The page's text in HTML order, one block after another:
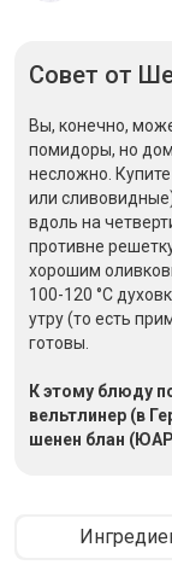
Совет от
Вы, конечно,
помидоры, но
несложно.
или
вдоль на
противне
хорошим
100-120 °С
утру (то есть
готовы.
К этому блюду
вельтлинер (в
шенен блан